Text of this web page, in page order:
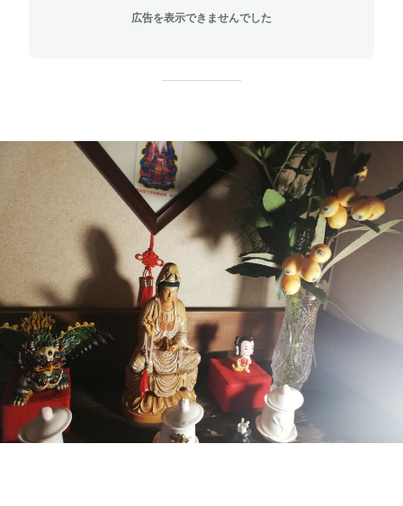
広告を表示できませんでした